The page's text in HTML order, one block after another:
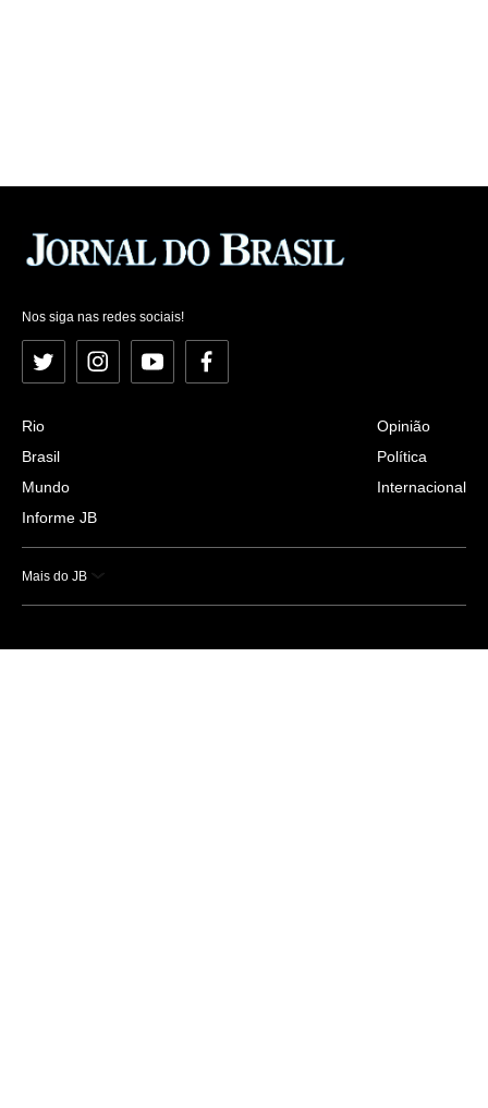
Nos siga nas redes sociais!
Twitter InstagramYouTubeFacebook
Rio
Brasil
Mundo
Informe JB
Opinião
Política
Internacional
Mais do JB
Esportes